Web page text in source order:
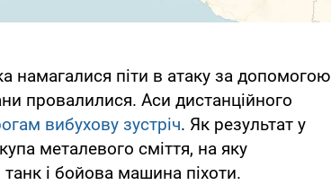
намагалися піти в атаку за допомогою
провалилися. Аси дистанційного
вибухову зустріч. Як результат у
металевого сміття, на яку
і бойова машина піхоти.